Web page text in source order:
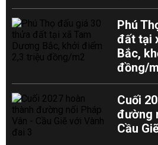
Phú
đất tại
Bắc,
đồng/
Cuối
đường
Cầu